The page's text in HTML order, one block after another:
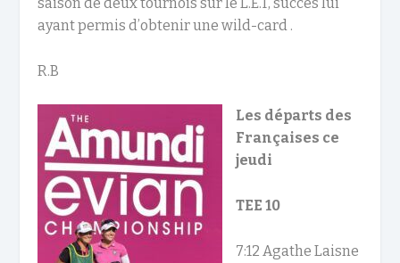
ayant permis d’obtenir une wild-card .
R.B
Les départs des
Françaises ce
jeudi
TEE 10
7:12 Agathe Laisne